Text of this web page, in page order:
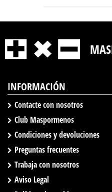
INFORMACIÓN
Contacte con nosotros
Club Maspormenos
Condiciones y devoluciones
Preguntas frecuentes
Trabaja con nosotros
Aviso Legal